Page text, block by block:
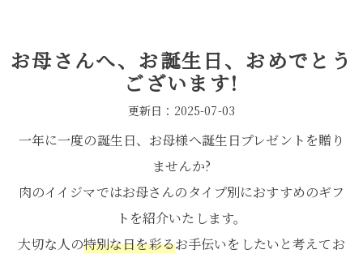
お母さんへ、 お誕生日、おめでとう
ございます!
更新日： 2025-07-03
一年に一度の誕生日、お母様へ誕生日プレゼントを贈り
ませんか?
肉のイイジマではお母さんのタイプ別におすすめのギフ
トを紹介いたします。
大切な人の特別な日を彩るお手伝いをしたいと考えてお